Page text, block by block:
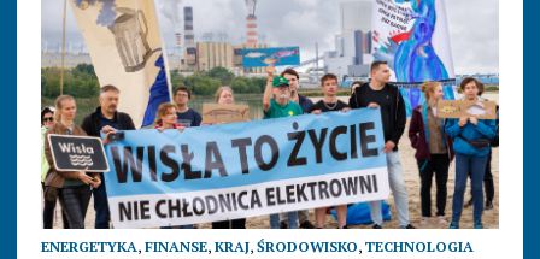
ENERGETYKA, FINANSE, KRAJ, ŚRODOWISKO, TECHNOLOGIA